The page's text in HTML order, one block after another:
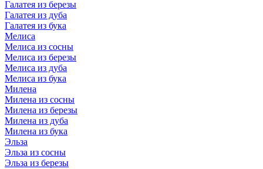
Галатея из березы
Галатея из дуба
Галатея из бука
Мелиса
Мелиса из сосны
Мелиса из березы
Мелиса из дуба
Мелиса из бука
Милена
Милена из сосны
Милена из березы
Милена из дуба
Милена из бука
Эльза
Эльза из сосны
Эльза из березы